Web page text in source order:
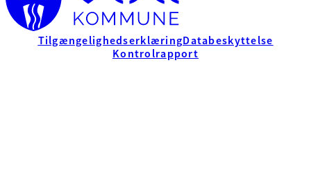
TilgængelighedserklæringDatabeskyttelse
Kontrolrapport